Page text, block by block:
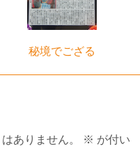
秘境でござる
ありません。 ※ が付い